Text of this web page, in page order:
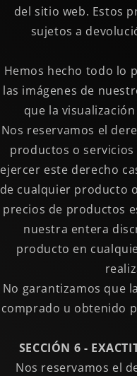
del sitio web. Estos
sujetos a
Hemos hecho todo lo
las imágenes de
que la
Nos reservamos el
productos o
ejercer este derecho
de cualquier producto
precios de productos
nuestra entera
producto en
No garantizamos que
comprado u obtenido
SECCIÓN 6 -
Nos reservamos el